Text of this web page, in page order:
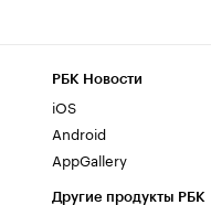
РБК Новости
iOS
Android
AppGallery
Другие продукты РБК